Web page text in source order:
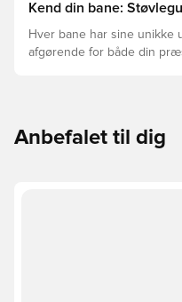
Kend din bane:
Hver bane har sine unikke
afgørende for både din
Anbefalet til dig